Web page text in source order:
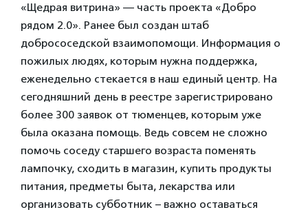
«Щедрая витрина» — часть проекта «Добро
рядом 2.0». Ранее был создан штаб
добрососедской взаимопомощи. Информация о
пожилых людях, которым нужна поддержка,
еженедельно стекается в наш единый центр. На
сегодняшний день в реестре зарегистрировано
более 300 заявок от тюменцев, которым уже
была оказана помощь. Ведь совсем не сложно
помочь соседу старшего возраста поменять
лампочку, сходить в магазин, купить продукты
питания, предметы быта, лекарства или
организовать субботник – важно оставаться